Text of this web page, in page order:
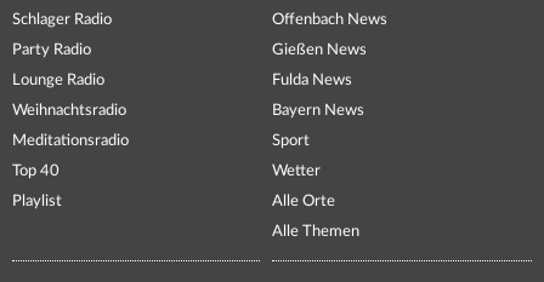
Schlager Radio
Party Radio
Lounge Radio
Weihnachtsradio
Meditationsradio
Top 40
Playlist
Offenbach News
Gießen News
Fulda News
Bayern News
Sport
Wetter
Alle Orte
Alle Themen